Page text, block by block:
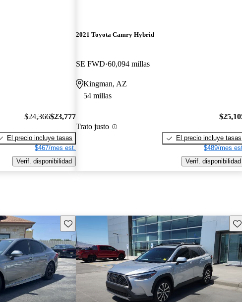
$24,366$23,777
El precio incluye tasas
$467/mes est.
Verif. disponibilidad
2021 Toyota Camry Hybrid
SE FWD 60,094 millas
Kingman, AZ
54 millas
Trato justo
El precio incluye tasas
$489/mes
Verif. disponibilidad
Guarda este Aviso